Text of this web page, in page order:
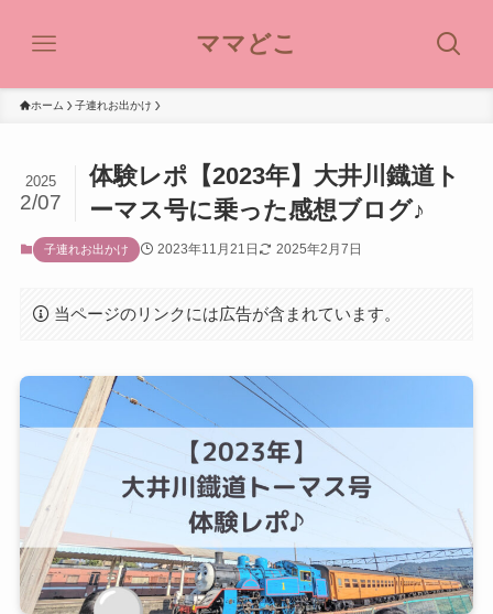
ママどこ
ホーム 子連れお出かけ
体験レポ【2023年】大井川鐡道ト
ーマス号に乗った感想ブログ♪
2025
2/07
子連れお出かけ 2023年11月21日 2025年2月7日
当ページのリンクには広告が含まれています。